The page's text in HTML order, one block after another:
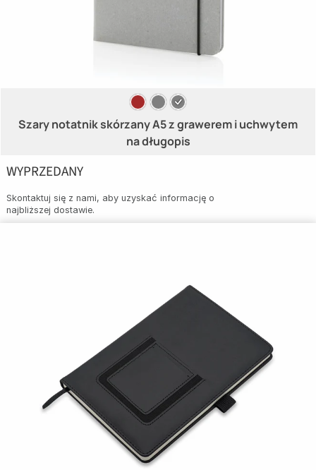
Szary notatnik skórzany A5 z grawerem i uchwytem
na długopis
WYPRZEDANY
Skontaktuj się z nami, aby uzyskać informację o
najbliższej dostawie.